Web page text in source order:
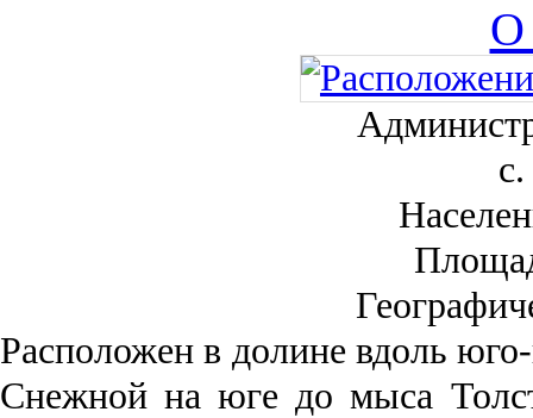
О
Рас­положен в долине вдоль
Снежной на юге до мыса